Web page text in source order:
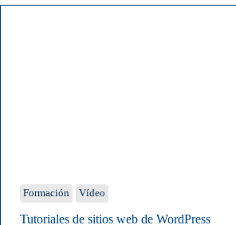
Formación Vídeo
Tutoriales de sitios web de WordPress